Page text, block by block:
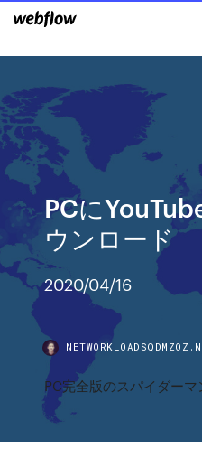
PCに
ウンロード
2020/04/16
PC完全版のスパイダー